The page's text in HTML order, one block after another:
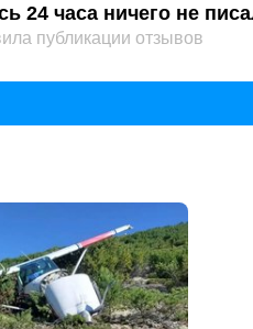
24 часа ничего не
публикации отзывов